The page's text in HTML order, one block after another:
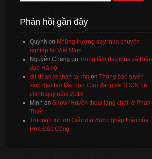
Phản hồi gần đây
Quỳnh on Những trường dạy múa chuyên
nghiệp tại Việt Nam
Nguyễn Chang on Trung tâm dạy Múa và Biên
đạo Hà nội
du doan xs than tai mn on Thông báo tuyển
sinh đào tạo Đại học, Cao đẳng và TCCN hệ
chính quy năm 2016
Minh on Show ‘Huyền thoại làng chài’ ở Phan
Thiết
Truong Linh on Giấc mơ được ghép thận của
Hoa Đức Công